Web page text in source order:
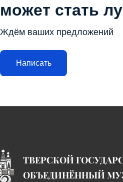
может стать
Ждём ваших предложений
Написать
ТВЕРСКОЙ
ОБЪЕДИНЁННЫЙ